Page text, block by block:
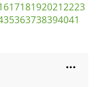
17181920212223
35363738394041